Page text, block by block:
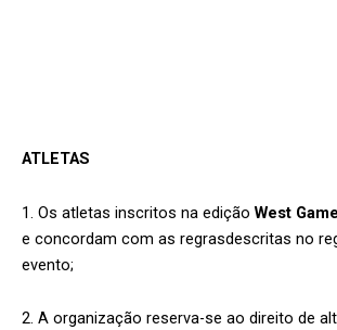
ATLETAS
1. Os atletas inscritos na edição West
e concordam com as regrasdescritas no
evento;
2. A organização reserva-se ao direito de